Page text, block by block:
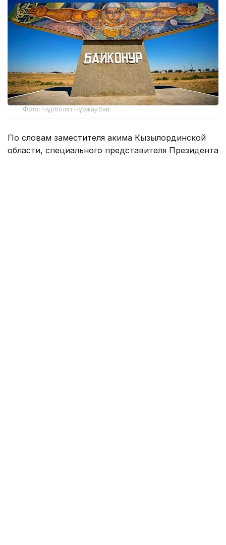
Фото: Нұрболат Нұржаубай
По словам заместителя акима Кызылординской
области, специального представителя Президента